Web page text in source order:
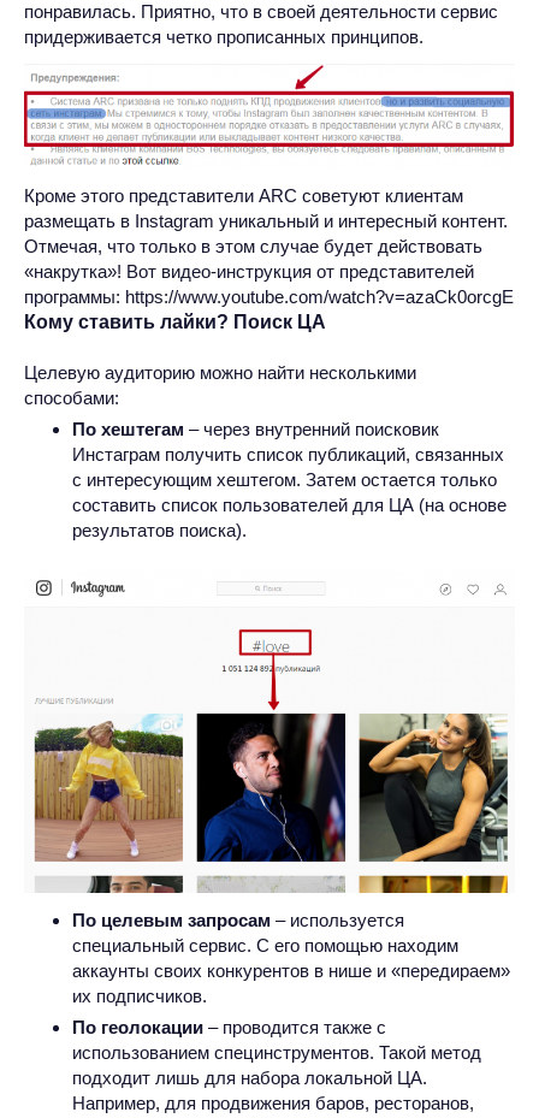
понравилась. Приятно, что в своей деятельности сервис
придерживается четко прописанных принципов.
Кроме этого представители ARC советуют клиентам
размещать в Instagram уникальный и интересный контент.
Отмечая, что только в этом случае будет действовать
«накрутка»! Вот видео-инструкция от представителей
программы: https://www.youtube.com/watch?v=azaCk0orcgE
Кому ставить лайки? Поиск ЦА
Целевую аудиторию можно найти несколькими
способами:
По хештегам – через внутренний поисковик
Инстаграм получить список публикаций, связанных
с интересующим хештегом. Затем остается только
составить список пользователей для ЦА (на основе
результатов поиска).
По целевым запросам – используется
специальный сервис. С его помощью находим
аккаунты своих конкурентов в нише и «передираем»
их подписчиков.
По геолокации – проводится также с
использованием специнструментов. Такой метод
подходит лишь для набора локальной ЦА.
Например, для продвижения баров, ресторанов,